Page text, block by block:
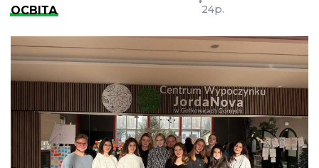
ОСВІТА
24р.